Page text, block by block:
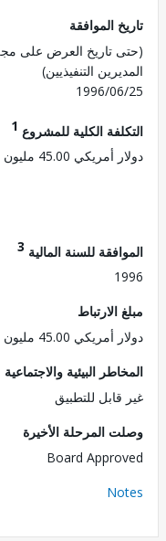
الموافقة
تاريخ العرض على مجلس
التنفيذيين)
1996/
الكلية للمشروع1
45.00 مليون
للسنة المالية3
45.00 مليون
البيئية والاجتماعية
للتطبيق
المرحلة الأخيرة
Board